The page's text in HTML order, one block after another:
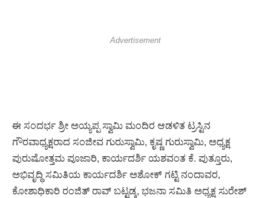
Advertisement
ಈ ಸಂದರ್ಭ ಶ್ರೀ ಅಯ್ಯಪ್ಪ ಸ್ವಾಮಿ ಮಂದಿರ ಆಡಳಿತ ಟ್ರಸ್ಟಿನ
ಗೌರವಾಧ್ಯಕ್ಷರಾದ ಸಂಜೀವ ಗುರುಸ್ವಾಮಿ, ಕೃಷ್ಣ ಗುರುಸ್ವಾಮಿ, ಅಧ್ಯಕ್ಷ
ಪುರುಷೋತ್ತಮ ಪೂಜಾರಿ, ಕಾರ್ಯದರ್ಶಿ ಯಶವಂತ ಕೆ. ಪುತ್ತೂರು,
ಅಭಿವೃದ್ಧಿ ಸಮಿತಿಯ ಕಾರ್ಯದರ್ಶಿ ಅಶೋಕ್ ಗಟ್ಟಿ ನಂದಾವರ,
ಕೋಶಾಧಿಕಾರಿ ರಂಜಿತ್ ರಾವ್ ಬಟ್ಟಡ್ಕ, ಭಜನಾ ಸಮಿತಿ ಅಧ್ಯಕ್ಷ ಸುರೇಶ್